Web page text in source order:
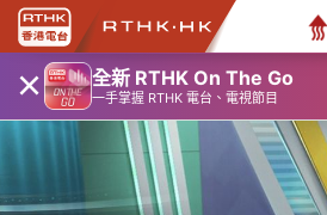
× 全新 RTHK On The Go
一手掌握 RTHK 電台、電視節目